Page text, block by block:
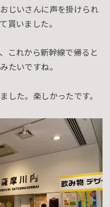
じいさんに声を掛けられ
貰いました。
これから新幹線で帰ると
たいですね。
した。楽しかったです。